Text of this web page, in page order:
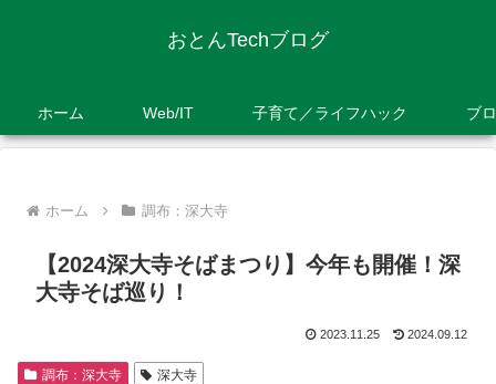
おとんTechブログ
ホーム Web/IT 子育て／ライフハック ブ
ホーム 調布：深大寺
【2024深大寺そばまつり】今年も開催！深
大寺そば巡り！
2023.11.25 2024.09.12
調布：深大寺 深大寺